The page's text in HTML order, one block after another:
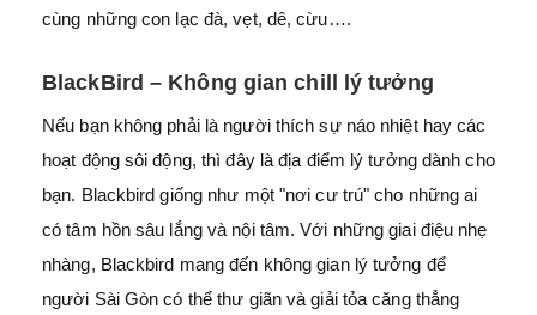
cùng những con lạc đà, vẹt, dê, cừu….
BlackBird – Không gian chill lý tưởng
Nếu bạn không phải là người thích sự náo nhiệt hay các
hoạt động sôi động, thì đây là địa điểm lý tưởng dành cho
bạn. Blackbird giống như một "nơi cư trú" cho những ai
có tâm hồn sâu lắng và nội tâm. Với những giai điệu nhẹ
nhàng, Blackbird mang đến không gian lý tưởng để
người Sài Gòn có thể thư giãn và giải tỏa căng thẳng